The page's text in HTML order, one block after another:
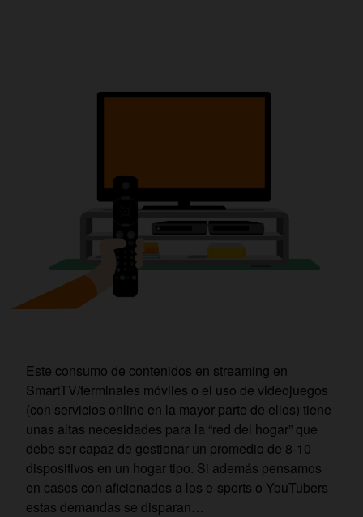
Este consumo de contenidos en streaming en
SmartTV/terminales móviles o el uso de videojuegos
(con servicios online en la mayor parte de ellos) tiene
unas altas necesidades para la “red del hogar” que
debe ser capaz de gestionar un promedio de 8-10
dispositivos en un hogar tipo. Si además pensamos
en casos con aficionados a los e-sports o YouTubers
estas demandas se disparan…